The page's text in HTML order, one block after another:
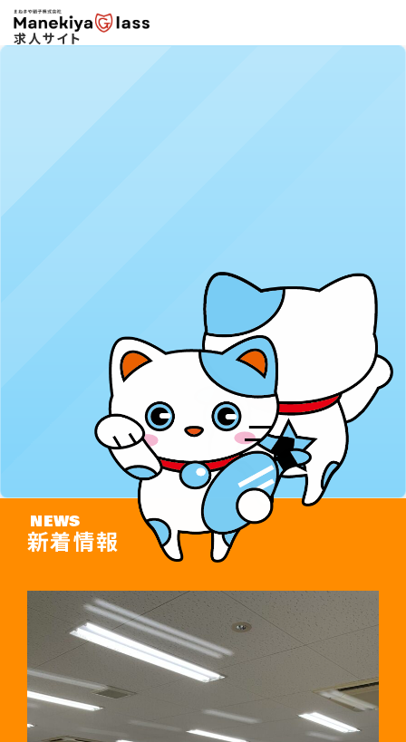
求人サイト
2027年大卒・既卒 採用サイト
NEWS
新着情報